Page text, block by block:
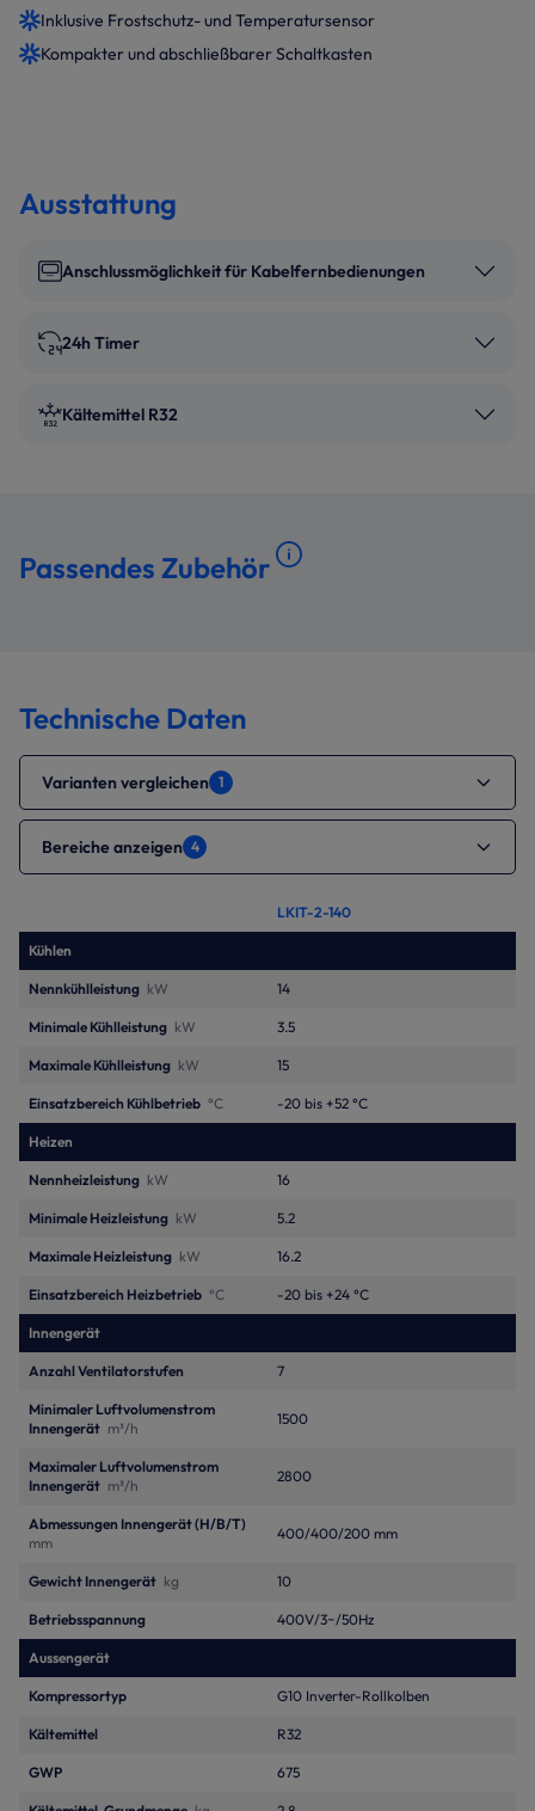
Inklusive Frostschutz- und Temperatursensor
Kompakter und abschließbarer Schaltkasten
Ausstattung
Anschlussmöglichkeit für Kabelfernbedienungen
24h Timer
Kältemittel R32
Passendes Zubehör
Technische Daten
Varianten vergleichen 1
Bereiche anzeigen 4
LKIT-2-140
Kühlen
Nennkühlleistung kW 14
Minimale Kühlleistung kW 3.5
Maximale Kühlleistung kW 15
Einsatzbereich Kühlbetrieb °C -20 bis +52 °C
Heizen
Nennheizleistung kW 16
Minimale Heizleistung kW 5.2
Maximale Heizleistung kW 16.2
Einsatzbereich Heizbetrieb °C -20 bis +24 °C
Innengerät
Anzahl Ventilatorstufen 7
Minimaler Luftvolumenstrom
Innengerät m³/h
1500
Maximaler Luftvolumenstrom
Innengerät m³/h
2800
Abmessungen Innengerät (H/B/T)
mm
400/400/200 mm
Gewicht Innengerät kg 10
Betriebsspannung 400V/3~/50Hz
Aussengerät
Kompressortyp G10 Inverter-Rollkolben
Kältemittel R32
GWP 675